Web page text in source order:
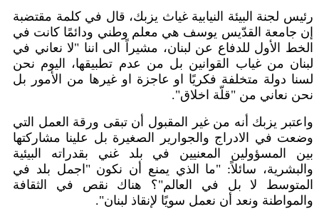
رئيس لجنة البيئة النيابية غياث يزبك، قال في كلمة مقتضبة
إن جامعة القدّيس يوسف هي معلم وطني ودائمًا كانت في
الخط الأول للدفاع عن لبنان، مشيراً الى اننا "لا نعاني في
لبنان من غياب القوانين بل من عدم تطبيقها، اليوم نحن
لسنا دولة متخلفة فكريًا او عاجزة او غيرها من الأمور بل
نحن نعاني من "قلّة اخلاق".
واعتبر يزبك أنه من غير المقبول أن تبقى ورقة العمل التي
وضعت في الادراج والجوارير الصغيرة بل علينا مشاركتها
بين المسؤولين المعنيين في بلد غني بقدراته البيئية
والبشرية، سائلاً: "ما الذي يمنع أن نكون "اجمل بلد في
المتوسط لا بل في العالم"؟ هناك نقص في الثقافة
والمواطنة ونعد أن نعمل سويًا لإنقاذ لبنان".